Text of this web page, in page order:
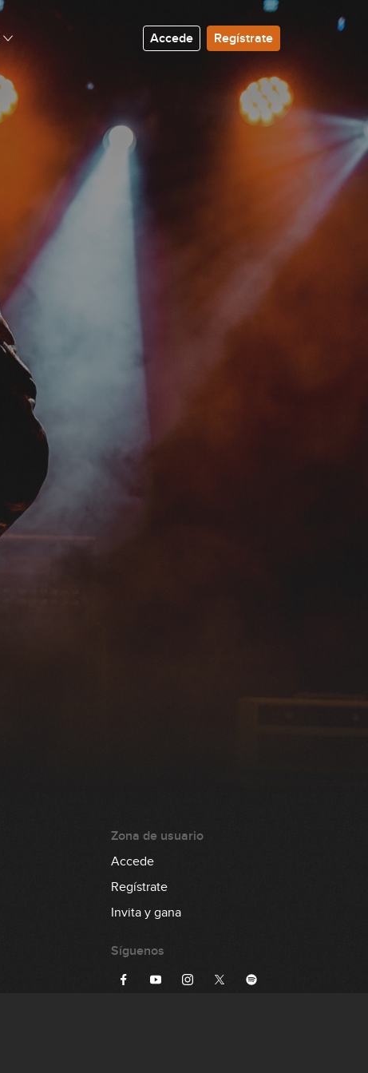
Accede Regístrate
Zona de usuario
Accede
Regístrate
Invita y gana
Síguenos